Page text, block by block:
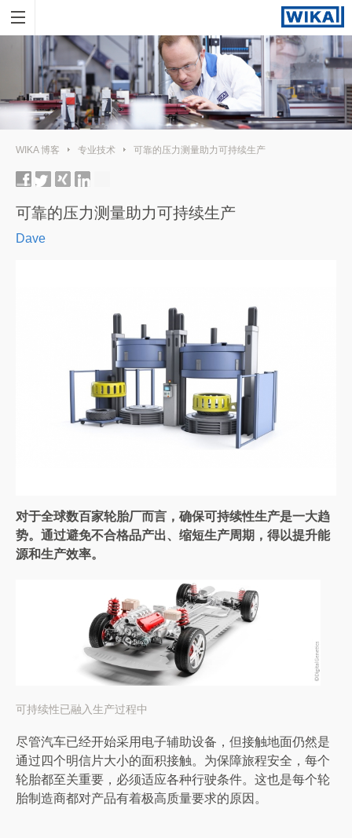
WIKA 博客 专业技术 可靠的压力测量助力可持续生产
可靠的压力测量助力可持续生产
Dave
对于全球数百家轮胎厂而言，确保可持续性生产是一大趋
势。通过避免不合格品产出、缩短生产周期，得以提升能
源和生产效率。
可持续性已融入生产过程中
尽管汽车已经开始采用电子辅助设备，但接触地面仍然是
通过四个明信片大小的面积接触。为保障旅程安全，每个
轮胎都至关重要，必须适应各种行驶条件。这也是每个轮
胎制造商都对产品有着极高质量要求的原因。